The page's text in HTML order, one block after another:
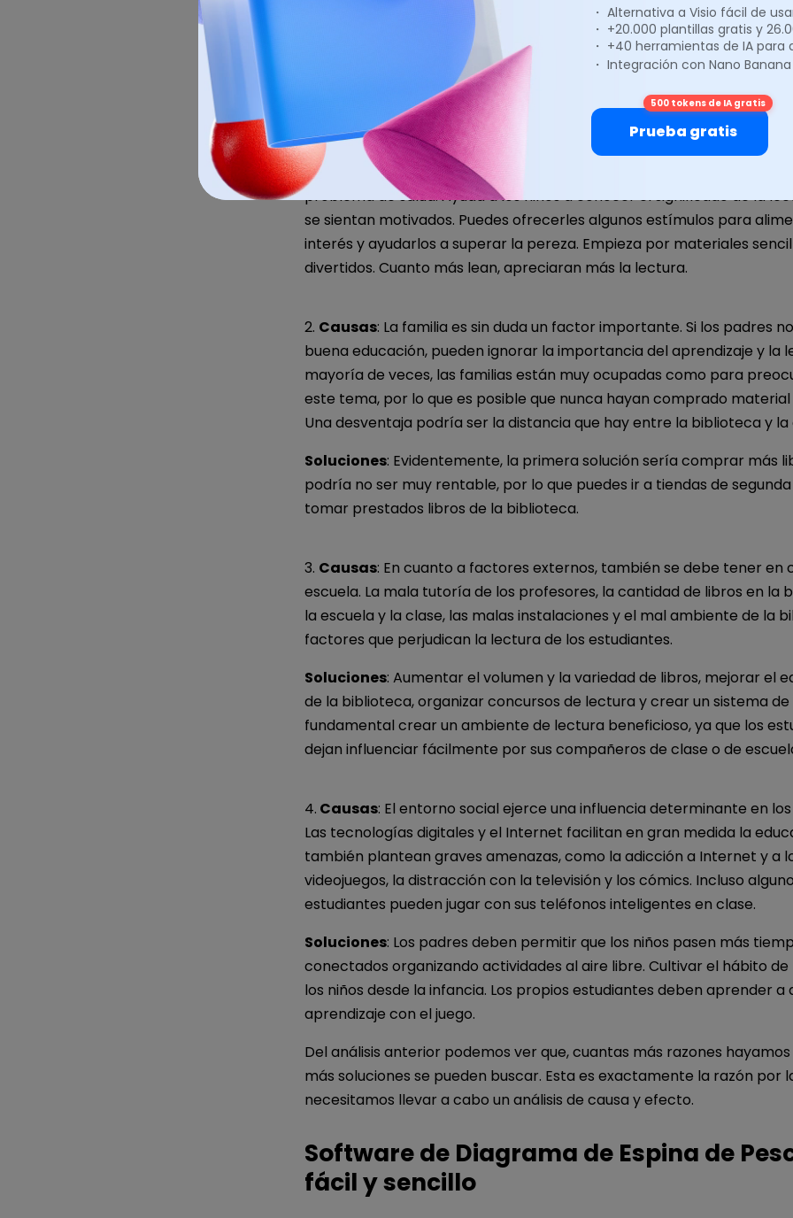
: Según la perspectiva de los propios estudiantes, su pereza,
lingüística, su motivación, su estado de salud, entre otras cosas,
su deseo de leer. A veces, se debe simplemente al trastorno por déficit
atención.
Soluciones : Podrías realizarte un examen físico para descartar
problema de salud. Ayuda a los niños a conocer el significado de la
se sientan motivados. Puedes ofrecerles algunos estímulos para
interés y ayudarlos a superar la pereza. Empieza por materiales
divertidos. Cuanto más lean, apreciaran más la lectura.
2. Causas: La familia es sin duda un factor importante. Si los padres
buena educación, pueden ignorar la importancia del aprendizaje y la
mayoría de veces, las familias están muy ocupadas como para
este tema, por lo que es posible que nunca hayan comprado
Una desventaja podría ser la distancia que hay entre la biblioteca y la
Soluciones: Evidentemente, la primera solución sería comprar más
podría no ser muy rentable, por lo que puedes ir a tiendas de
tomar prestados libros de la biblioteca.
3. Causas: En cuanto a factores externos, también se debe tener en
escuela. La mala tutoría de los profesores, la cantidad de libros en la
la escuela y la clase, las malas instalaciones y el mal ambiente de la
factores que perjudican la lectura de los estudiantes.
Soluciones: Aumentar el volumen y la variedad de libros, mejorar el
de la biblioteca, organizar concursos de lectura y crear un sistema de
fundamental crear un ambiente de lectura beneficioso, ya que los
dejan influenciar fácilmente por sus compañeros de clase o de
4. Causas: El entorno social ejerce una influencia determinante en
Las tecnologías digitales y el Internet facilitan en gran medida la
también plantean graves amenazas, como la adicción a Internet y a
videojuegos, la distracción con la televisión y los cómics. Incluso
estudiantes pueden jugar con sus teléfonos inteligentes en clase.
Soluciones: Los padres deben permitir que los niños pasen más
conectados organizando actividades al aire libre. Cultivar el hábito
los niños desde la infancia. Los propios estudiantes deben aprender a
aprendizaje con el juego.
Del análisis anterior podemos ver que, cuantas más razones
más soluciones se pueden buscar. Esta es exactamente la razón por
necesitamos llevar a cabo un análisis de causa y efecto.
Software de Diagrama de Espina de
fácil y sencillo
・ Alternativa a Visio fácil de
・ +20.000 plantillas gratis y
・ +40 herramientas de IA
・ Integración con Nano Banana
500 tokens de IA gratis
Prueba gratis